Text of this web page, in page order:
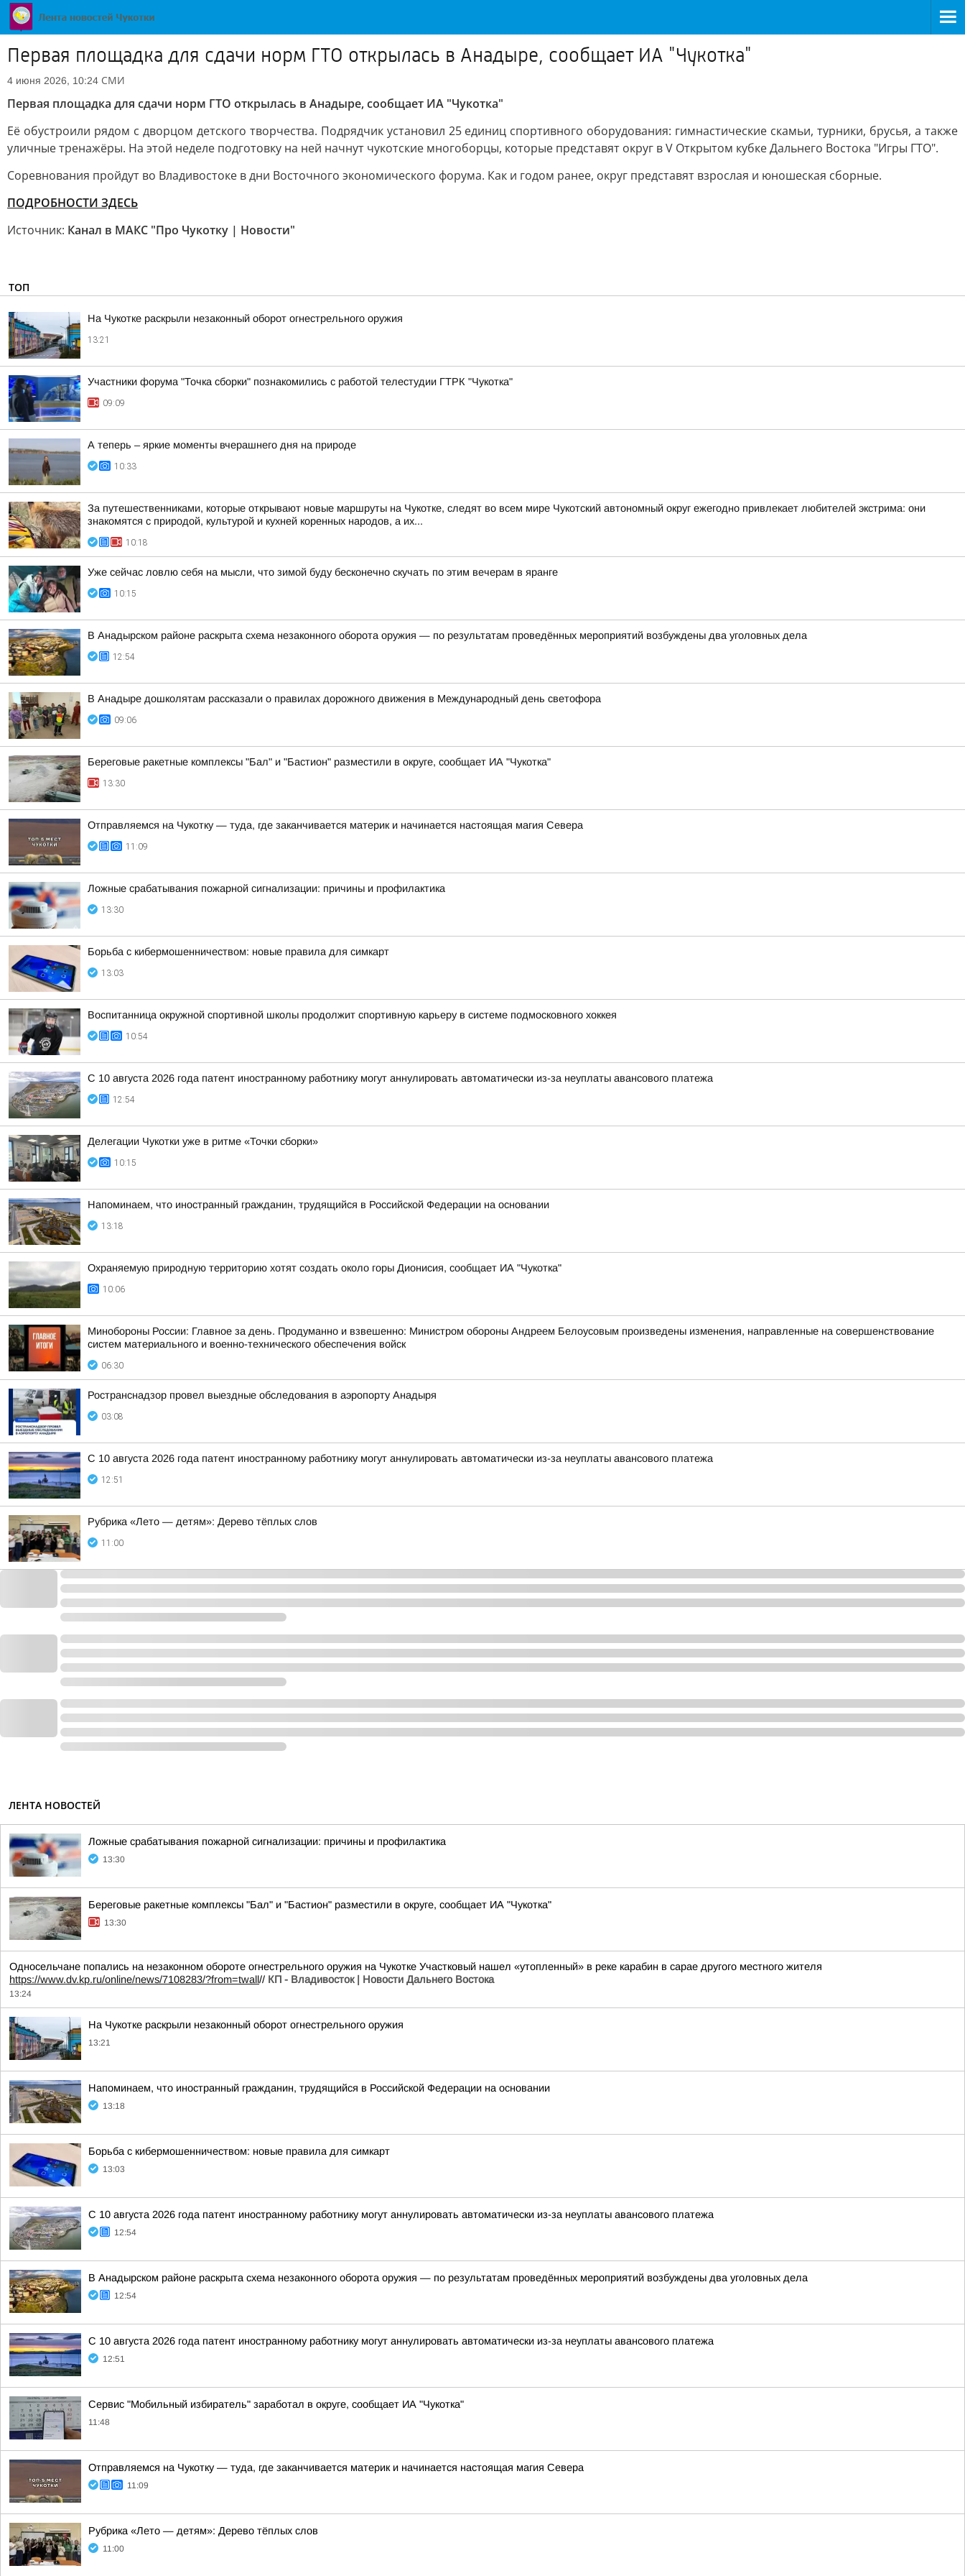
Первая площадка для сдачи норм ГТО открылась в Анадыре, сообщает ИА "Чукотка"
4 июня 2026, 10:24 СМИ
Первая площадка для сдачи норм ГТО открылась в Анадыре, сообщает ИА "Чукотка"
Её обустроили рядом с дворцом детского творчества. Подрядчик установил 25 единиц спортивного оборудования: гимнастические скамьи, турники, брусья, а также
уличные тренажёры. На этой неделе подготовку на ней начнут чукотские многоборцы, которые представят округ в V Открытом кубке Дальнего Востока "Игры ГТО".
Соревнования пройдут во Владивостоке в дни Восточного экономического форума. Как и годом ранее, округ представят взрослая и юношеская сборные.
ПОДРОБНОСТИ ЗДЕСЬ
Источник: Канал в МАКС "Про Чукотку | Новости"
ТОП
На Чукотке раскрыли незаконный оборот огнестрельного оружия
13:21
Участники форума "Точка сборки" познакомились с работой телестудии ГТРК "Чукотка"
09:09
А теперь – яркие моменты вчерашнего дня на природе
10:33
За путешественниками, которые открывают новые маршруты на Чукотке, следят во всем мире Чукотский автономный округ ежегодно привлекает любителей экстрима: они
знакомятся с природой, культурой и кухней коренных народов, а их...
10:18
Уже сейчас ловлю себя на мысли, что зимой буду бесконечно скучать по этим вечерам в яранге
10:15
В Анадырском районе раскрыта схема незаконного оборота оружия — по результатам проведённых мероприятий возбуждены два уголовных дела
12:54
В Анадыре дошколятам рассказали о правилах дорожного движения в Международный день светофора
09:06
Береговые ракетные комплексы "Бал" и "Бастион" разместили в округе, сообщает ИА "Чукотка"
13:30
Отправляемся на Чукотку — туда, где заканчивается материк и начинается настоящая магия Севера
11:09
Ложные срабатывания пожарной сигнализации: причины и профилактика
13:30
Борьба с кибермошенничеством: новые правила для симкарт
13:03
Воспитанница окружной спортивной школы продолжит спортивную карьеру в системе подмосковного хоккея
10:54
С 10 августа 2026 года патент иностранному работнику могут аннулировать автоматически из-за неуплаты авансового платежа
12:54
Делегации Чукотки уже в ритме «Точки сборки»
10:15
Напоминаем, что иностранный гражданин, трудящийся в Российской Федерации на основании
13:18
Охраняемую природную территорию хотят создать около горы Дионисия, сообщает ИА "Чукотка"
10:06
Минобороны России: Главное за день. Продуманно и взвешенно: Министром обороны Андреем Белоусовым произведены изменения, направленные на совершенствование
систем материального и военно-технического обеспечения войск
06:30
Ространснадзор провел выездные обследования в аэропорту Анадыря
03:08
С 10 августа 2026 года патент иностранному работнику могут аннулировать автоматически из-за неуплаты авансового платежа
12:51
Рубрика «Лето — детям»: Дерево тёплых слов
11:00
ЛЕНТА НОВОСТЕЙ
Ложные срабатывания пожарной сигнализации: причины и профилактика
13:30
Береговые ракетные комплексы "Бал" и "Бастион" разместили в округе, сообщает ИА "Чукотка"
13:30
Односельчане попались на незаконном обороте огнестрельного оружия на Чукотке Участковый нашел «утопленный» в реке карабин в сарае другого местного жителя
https://www.dv.kp.ru/online/news/7108283/?from=twall// КП - Владивосток | Новости Дальнего Востока
13:24
На Чукотке раскрыли незаконный оборот огнестрельного оружия
13:21
Напоминаем, что иностранный гражданин, трудящийся в Российской Федерации на основании
13:18
Борьба с кибермошенничеством: новые правила для симкарт
13:03
С 10 августа 2026 года патент иностранному работнику могут аннулировать автоматически из-за неуплаты авансового платежа
12:54
В Анадырском районе раскрыта схема незаконного оборота оружия — по результатам проведённых мероприятий возбуждены два уголовных дела
12:54
С 10 августа 2026 года патент иностранному работнику могут аннулировать автоматически из-за неуплаты авансового платежа
12:51
Сервис "Мобильный избиратель" заработал в округе, сообщает ИА "Чукотка"
11:48
Отправляемся на Чукотку — туда, где заканчивается материк и начинается настоящая магия Севера
11:09
Рубрика «Лето — детям»: Дерево тёплых слов
11:00